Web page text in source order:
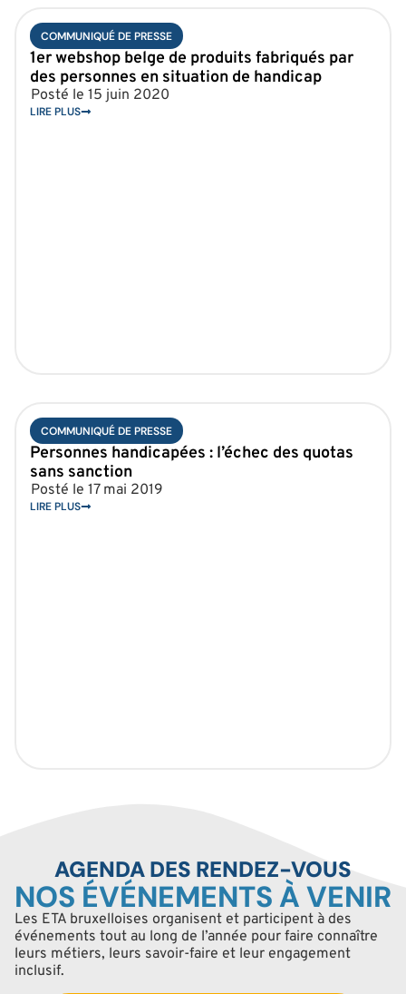
COMMUNIQUÉ DE PRESSE
1er webshop belge de produits fabriqués par
des personnes en situation de handicap
Posté le 15 juin 2020
LIRE PLUS
COMMUNIQUÉ DE PRESSE
Personnes handicapées : l’échec des quotas
sans sanction
Posté le 17 mai 2019
LIRE PLUS
AGENDA DES RENDEZ-VOUS
NOS ÉVÉNEMENTS À VENIR
Les ETA bruxelloises organisent et participent à des
événements tout au long de l’année pour faire connaître
leurs métiers, leurs savoir-faire et leur engagement
inclusif.